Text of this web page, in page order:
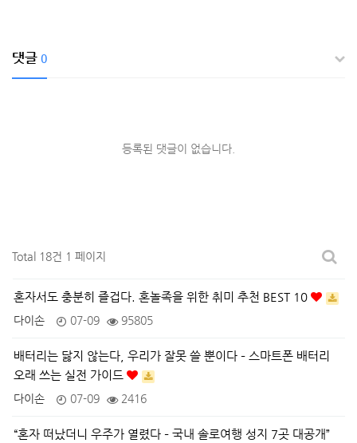
댓글 0
등록된 댓글이 없습니다.
Total 18건 1 페이지
혼자서도 충분히 즐겁다. 혼놀족을 위한 취미 추천 BEST 10
다이손 07-09 95805
배터리는 닳지 않는다, 우리가 잘못 쓸 뿐이다 – 스마트폰 배터리
오래 쓰는 실전 가이드
다이손 07-09 2416
“혼자 떠났더니 우주가 열렸다 – 국내 솔로여행 성지 7곳 대공개”